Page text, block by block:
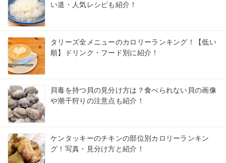
い道・人気レシピも紹介！
タリーズ全メニューのカロリーランキング！【低い
順】ドリンク・フード別に紹介！
貝毒を持つ貝の見分け方は？食べられない貝の画像
や潮干狩りの注意点も紹介！
ケンタッキーのチキンの部位別カロリーランキン
グ！写真・見分け方と紹介！